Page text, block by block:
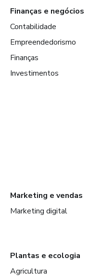
Finanças e negócios
Contabilidade
Empreendedorismo
Finanças
Investimentos
Marketing e vendas
Marketing digital
Plantas e ecologia
Agricultura